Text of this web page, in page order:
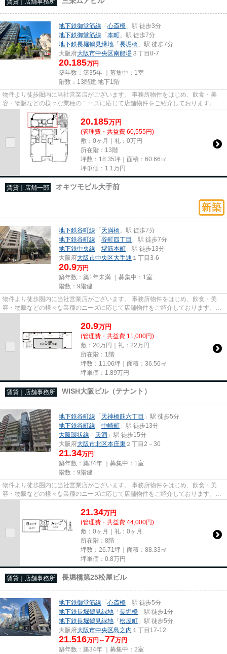
地下鉄御堂筋線 「心斎橋 」駅 徒歩3分
地下鉄御堂筋線 「本町 」駅 徒歩7分
地下鉄長堀鶴見緑地 「長堀橋 」駅 徒歩7分
大阪府大阪市中央区南船場 ３丁目8-7
20.185万円
築年数：築35年 ｜募集中： 1室
階数：13階建 地下1階
物件より徒歩圏内に当社営業店がございます。 事務所物件をはじめ、飲食・美
容・物販などの様々な業種のニーズに応じて店舗物件をご紹介しております。
尚、弊社ではおとり広告は一切...
20.185万円
(管理費・共益費 60,555円)
敷：0ヶ月｜礼：0万円
所在階：13階
坪数：18.35坪｜面積：60.66㎡
坪単価： 1.1 万円
賃貸｜店舗一部 オキツモビル大手前
地下鉄谷町線 「天満橋 」駅 徒歩7分
地下鉄谷町線 「谷町四丁目 」駅 徒歩7分
地下鉄中央線 「堺筋本町 」駅 徒歩13分
大阪府大阪市中央区大手通 １丁目3-6
20.9万円
築年数：築1年未満 ｜募集中： 1室
階数：9階建
物件より徒歩圏内に当社営業店がございます。 事務所物件をはじめ、飲食・美
容・物販などの様々な業種のニーズに応じて店舗物件をご紹介しております。
尚、弊社ではおとり広告は一切...
20.9万円
(管理費・共益費 11,000円)
敷：20万円｜礼：22万円
所在階：1階
坪数：11.06坪｜面積：36.56㎡
坪単価： 1.89万円
賃貸｜店舗事務所 WISH大阪ビル（テナント）
地下鉄谷町線 「天神橋筋六丁目 」駅 徒歩5分
地下鉄谷町線 「中崎町 」駅 徒歩13分
大阪環状線 「天満 」駅 徒歩15分
大阪府大阪市北区本庄東 ２丁目2－30
21.34万円
築年数：築34年 ｜募集中： 1室
階数：9階建
物件より徒歩圏内に当社営業店がございます。 事務所物件をはじめ、飲食・美
容・物販などの様々な業種のニーズに応じて店舗物件をご紹介しております。
尚、弊社ではおとり広告は一切...
21.34万円
(管理費・共益費 44,000円)
敷：0ヶ月｜礼：0ヶ月
所在階：8階
坪数：26.71坪｜面積：88.33㎡
坪単価： 0.8万円
賃貸｜店舗事務所 長堀橋第25松屋ビル
地下鉄御堂筋線 「心斎橋 」駅 徒歩5分
地下鉄長堀鶴見緑地 「長堀橋 」駅 徒歩1分
地下鉄長堀鶴見緑地 「松屋町 」駅 徒歩5分
大阪府大阪市中央区島之内 １丁目17-12
21.516万円～77万円
築年数：築34年 ｜募集中： 2室